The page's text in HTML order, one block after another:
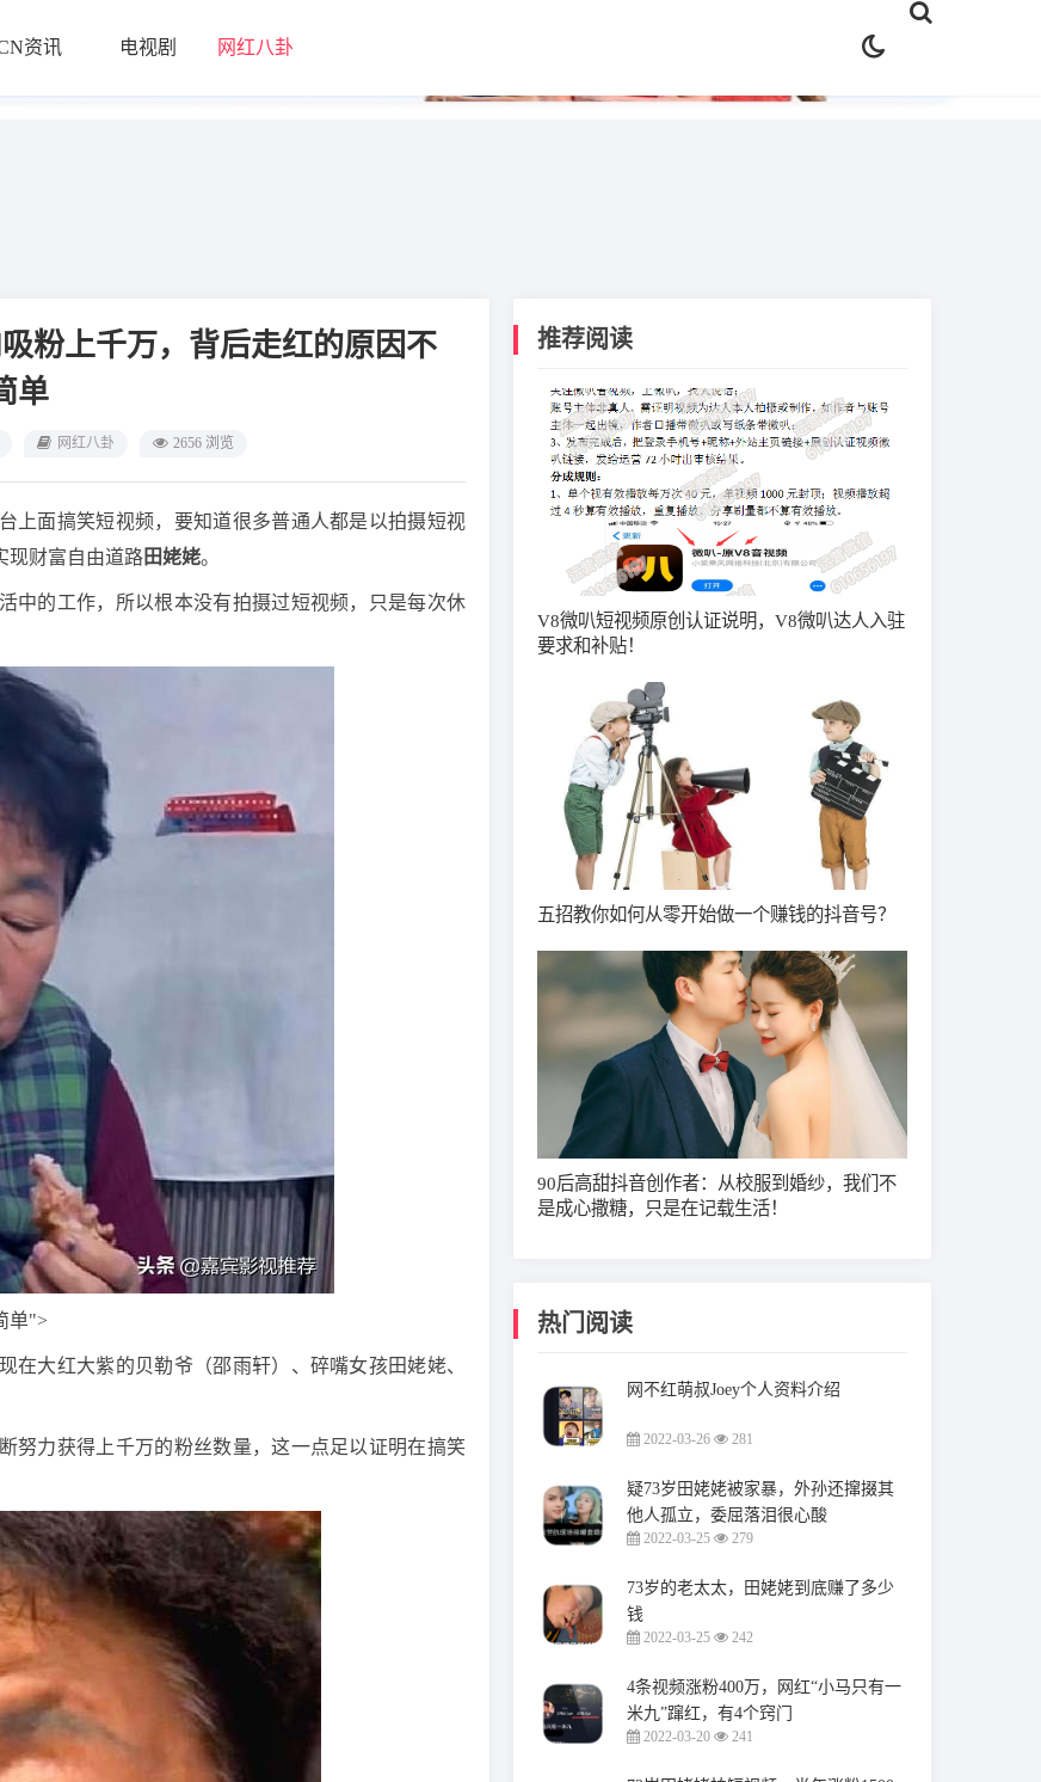
资讯 电视剧 网红八卦
粉上千万，背后走红的原因不
单
网红八卦 2656 浏览
上面搞笑短视频，要知道很多普通人都是以拍摄短视
现财富自由道路田姥姥。
中的工作，所以根本没有拍摄过短视频，只是每次休
单">
在大红大紫的贝勒爷（邵雨轩）、碎嘴女孩田姥姥、
努力获得上千万的粉丝数量，这一点足以证明在搞笑
推荐阅读
V8微叭短视频原创认证说明，V8微叭达人入驻
要求和补贴！
五招教你如何从零开始做一个赚钱的抖音号？
90后高甜抖音创作者：从校服到婚纱，我们不
是成心撒糖，只是在记载生活！
热门阅读
网不红萌叔Joey个人资料介绍
2022-03-26 281
疑73岁田姥姥被家暴，外孙还撺掇其
他人孤立，委屈落泪很心酸
2022-03-25 279
73岁的老太太，田姥姥到底赚了多少
钱
2022-03-25 242
4条视频涨粉400万，网红“小马只有一
米九”蹿红，有4个窍门
2022-03-20 241